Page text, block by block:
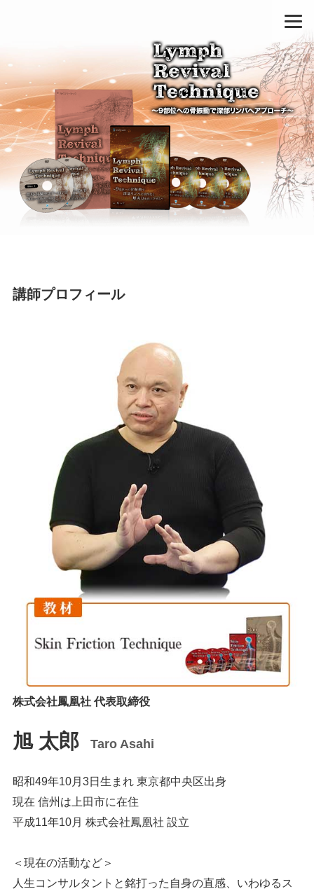
講師プロフィール
株式会社鳳凰社 代表取締役
旭 太郎 Taro Asahi
昭和49年10月3日生まれ 東京都中央区出身
現在 信州は上田市に在住
平成11年10月 株式会社鳳凰社 設立
＜現在の活動など＞
人生コンサルタントと銘打った自身の直感、いわゆるス